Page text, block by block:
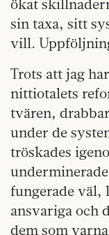
ökat
sin taxa, sitt
vill.
Trots att jag
nittiotalets
tvären,
under de
tröskades
fungerade väl,
ansvariga och
dem som